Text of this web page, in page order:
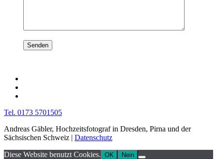
Tel. 0173 5701505
Andreas Gäbler, Hochzeitsfotograf in Dresden, Pirna und der
Sächsischen Schweiz | Datenschutz
Diese Website benutzt Cookies. OK Nein